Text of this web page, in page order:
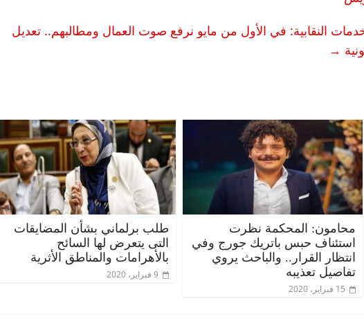
النقابية: في الأول من مايو نرفع صوت العمال ومطالبهم.. تعديل
→
محامون: المحكمة نظرت
استئناف حبس باتريك جورج وفي
انتظار القرار.. والباحث يروي
تفاصيل تعذيبه
15 فبراير، 2020
طلب برلماني بشأن المضايقات
التى يتعرض لها السائح
بالأهرامات والمناطق الأثرية
9 فبراير، 2020